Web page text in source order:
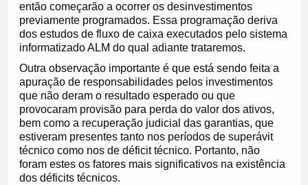
então começarão a ocorrer os desinvestimentos
previamente programados. Essa programação deriva
dos estudos de fluxo de caixa executados pelo sistema
informatizado ALM do qual adiante trataremos.
Outra observação importante é que está sendo feita a
apuração de responsabilidades pelos investimentos
que não deram o resultado esperado ou que
provocaram provisão para perda do valor dos ativos,
bem como a recuperação judicial das garantias, que
estiveram presentes tanto nos períodos de superávit
técnico como nos de déficit técnico. Portanto, não
foram estes os fatores mais significativos na existência
dos déficits técnicos.